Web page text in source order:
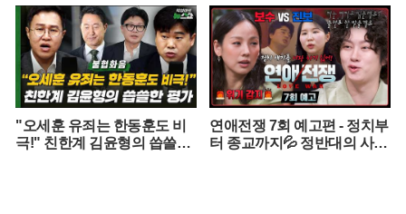
승 (26.07.22 방송)
"오세훈 유죄는 한동훈도 비
극!" 친한계 김윤형의 씁쓸한
연애전쟁 7회 예고편 - 정치부
터 종교까지💦 정반대의 사상